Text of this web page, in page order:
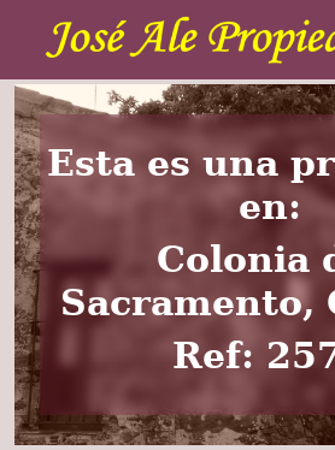
Esta es una
en:
Colonia
Sacramento,
Ref: